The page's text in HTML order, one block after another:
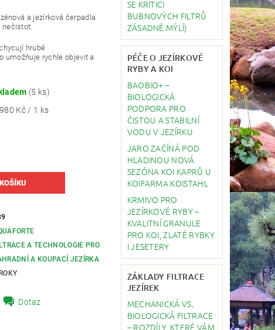
a jezírková čerpadla
hrubé
umožňuje rychle objevit a
(5 ks)
Kč / 1 ks
A TECHNOLOGIE PRO
A KOUPACÍ JEZÍRKA
Dotaz
SE KRITICI
BUBNOVÝCH FILTRŮ
ZÁSADNĚ MÝLÍ)
PÉČE O JEZÍRKOVÉ
RYBY A KOI
BAOBIO+ –
BIOLOGICKÁ
PODPORA PRO
ČISTOU A STABILNÍ
VODU V JEZÍRKU
JARO ZAČÍNÁ POD
HLADINOU NOVÁ
SEZÓNA KOI KAPRŮ U
KOIFARMA KOISTAHL
KRMIVO PRO
JEZÍRKOVÉ RYBY –
KVALITNÍ GRANULE
PRO KOI, ZLATÉ RYBKY
I JESETERY
ZÁKLADY FILTRACE
JEZÍREK
MECHANICKÁ VS.
BIOLOGICKÁ FILTRACE
– ROZDÍLY, KTERÉ VÁM